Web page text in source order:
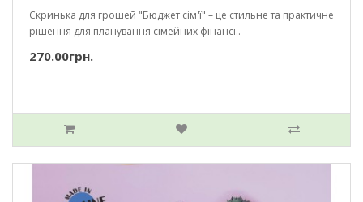
Скринька для грошей "Бюджет сім'ї" – це стильне та практичне
рішення для планування сімейних фінансі..
270.00грн.